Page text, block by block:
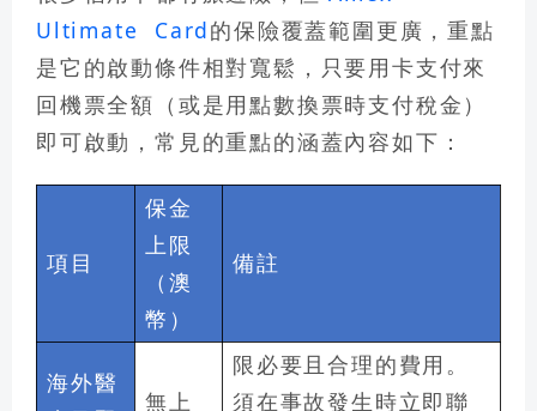
Ultimate Card的保險覆蓋範圍更廣，重點
是它的啟動條件相對寬鬆，只要用卡支付來
回機票全額（或是用點數換票時支付稅金）
即可啟動，常見的重點的涵蓋內容如下：
項目
保金
上限
（澳
幣）
備註
海外醫
無上
限必要且合理的費用。
須在事故發生時立即聯